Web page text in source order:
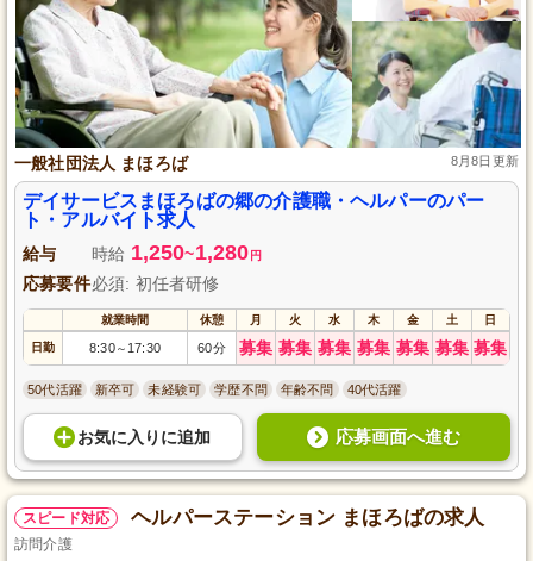
一般社団法人 まほろば 8月8日更新
デイサービスまほろばの郷の介護職・ヘルパーのパー
ト・アルバイト求人
給与 時給 1,250~1,280 円
応募要件必須: 初任者研修
就業時間 休憩 月 火 水 木 金 土 日
日勤 8:30～ 17:30 60分 募集 募集 募集 募集 募集 募集 募集
50代活躍 新卒可 未経験可 学歴不問 年齢不問 40代活躍
お気に入り に追加 応募画面へ進む
スピード対応 ヘルパーステーション まほろばの求人
訪問介護